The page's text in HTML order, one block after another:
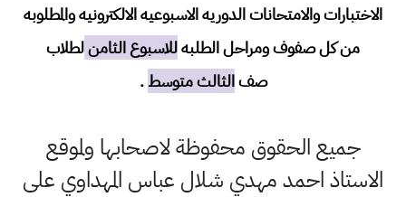
الاختبارات والامتحانات الدوريه الاسبوعيه الالكترونيه والمطلوبه
من كل صفوف ومراحل الطلبهللاسبوع الثامنلطلاب
صفالثالث متوسط.
جميع الحقوق محفوظة لاصحابها ولموقع
الاستاذ احمد مهدي شلال عباس المهداوي على